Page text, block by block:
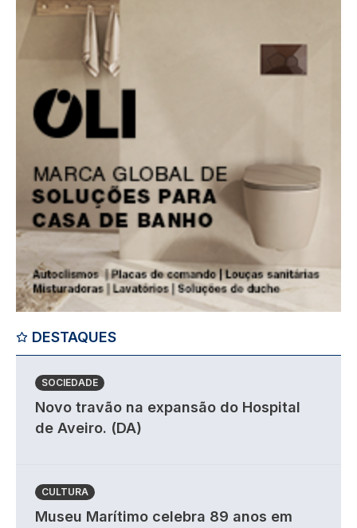
DESTAQUES
SOCIEDADE
Novo travão na expansão do Hospital
de Aveiro. (DA)
CULTURA
Museu Marítimo celebra 89 anos em